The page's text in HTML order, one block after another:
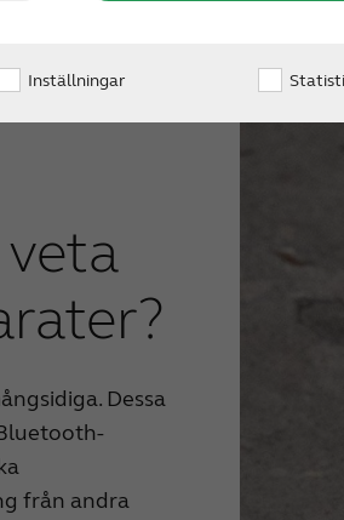
Inställningar
Dessa
från andra